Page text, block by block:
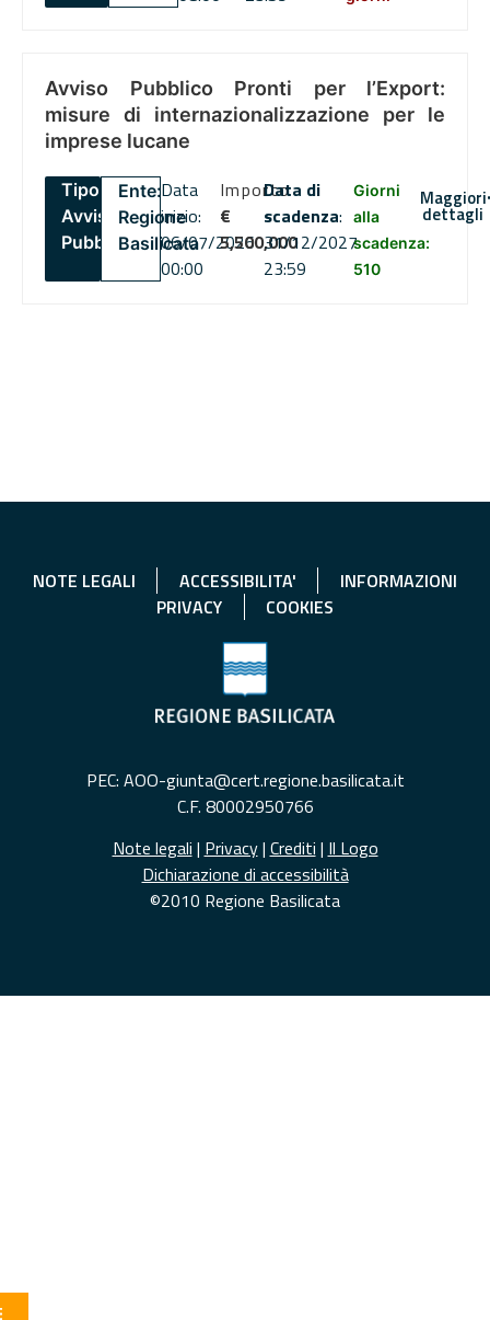
Avviso Pubblico Pronti per l’Export:
misure di internazionalizzazione per le
imprese lucane
Tipo:
Avviso
Pubblico
Ente:
Regione
Basilicata
Data
inizio:
06/07/2026
00:00
Importo
€
5,500,000
Data di
scadenza:
31/12/2027
23:59
Giorni
alla
scadenza:
510
Maggiori
dettagli
NOTE LEGALI ACCESSIBILITA'
INFORMAZIONI
PRIVACY
COOKIES
PEC: AOO-giunta@cert.regione.basilicata.it
C.F. 80002950766
Note legali | Privacy| Crediti | Il Logo
Dichiarazione di accessibilità
©2010 Regione Basilicata